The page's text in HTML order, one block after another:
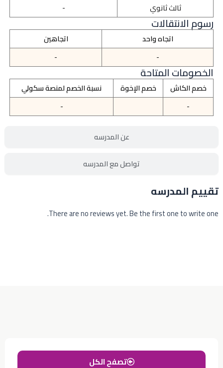
عن المدرسه
تواصل مع المدرسه
ثالث ثانوي
-
رسوم الانتقالات
اتجاه واحد
اتجاهين
-
-
الخصومات المتاحة
خصم الكاش خصم الإخوة
نسبة الخصم لمنصة سكولي
-
-
تقييم المدرسه
There are no reviews yet. Be the first one to write one.
تصفح الكل